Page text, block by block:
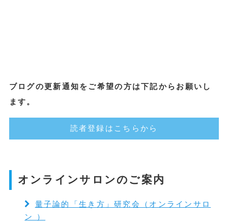
ブログの更新通知をご希望の方は下記からお願いし
ます。
読者登録はこちらから
オンラインサロンのご案内
量子論的「生き方」研究会（オンラインサロ
ン ）